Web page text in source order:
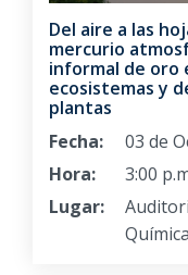
Del aire a las
mercurio
informal de oro
ecosistemas y
plantas
Fecha:
03 de
Hora:
3:00
Lugar: